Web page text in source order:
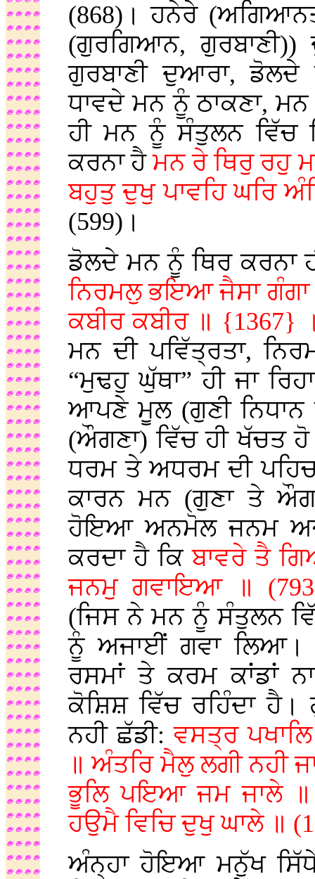
(868)। ਹਨੇਰੇ
(ਗੁਰਗਿਆਨ,
ਗੁਰਬਾਣੀ ਦੁਆਰਾ,
ਧਾਵਦੇ ਮਨ ਨੂੰ ਠਾਕਣਾ, ਮਨ
ਹੀ ਮਨ ਨੂੰ ਸੰਤੁਲਨ ਵਿੱਚ
ਕਰਨਾ ਹੈਮਨ ਰੇ ਥਿਰੁ ਰਹੁ
ਬਹੁਤੁ ਦੁਖੁ ਪਾਵਹਿ ਘਰਿ
(599)।
ਡੋਲਦੇ ਮਨ ਨੂੰ ਥਿਰ ਕਰਨਾ
ਨਿਰਮਲੁ ਭਇਆ ਜੈਸਾ ਗੰਗਾ
ਕਬੀਰ ਕਬੀਰ ॥ {1367}
ਮਨ ਦੀ ਪਵਿੱਤ੍ਰਤਾ,
“ਮੁਢਹੁ ਘੁੱਥਾ” ਹੀ ਜਾ
ਆਪਣੇ ਮੂਲ (ਗੁਣੀ
(ਔਗਣਾ) ਵਿੱਚ ਹੀ ਖੱਚਤ
ਧਰਮ ਤੇ ਅਧਰਮ ਦੀ
ਕਾਰਨ ਮਨ (ਗੁਣਾ ਤੇ
ਹੋਇਆ ਅਨਮੋਲ ਜਨਮ
ਕਰਦਾ ਹੈ ਕਿਬਾਵਰੇ ਤੈ
ਜਨਮੁ ਗਵਾਇਆ ॥
(ਜਿਸ ਨੇ ਮਨ ਨੂੰ ਸੰਤੁਲਨ
ਨੂੰ ਅਜਾਈਂ ਗਵਾ ਲਿਆ।
ਰਸਮਾਂ ਤੇ ਕਰਮ ਕਾਂਡਾਂ
ਕੋਸ਼ਿਸ਼ ਵਿੱਚ ਰਹਿੰਦਾ
ਨਹੀ ਛੱਡੀ:ਵਸਤ੍ਰ
॥ ਅੰਤਰਿ ਮੈਲੁ ਲਗੀ ਨਹੀ
ਭੂਲਿ ਪਇਆ ਜਮ ਜਾਲੇ ॥
ਹਉਮੈ ਵਿਚਿ ਦੁਖੁ ਘਾਲੇ ॥
ਅੰਨ੍ਹਾ ਹੋਇਆ ਮਨੁੱਖ